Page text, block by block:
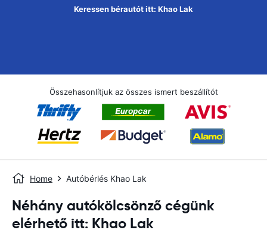
Keressen bérautót itt: Khao Lak
Összehasonlítjuk az összes ismert beszállítót
Home Autóbérlés Khao Lak
Néhány autókölcsönző cégünk
elérhető itt: Khao Lak